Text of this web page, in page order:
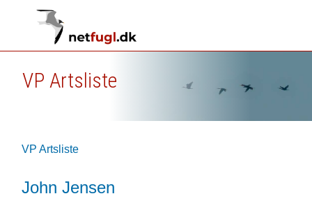
VP Artsliste
VP Artsliste
John Jensen